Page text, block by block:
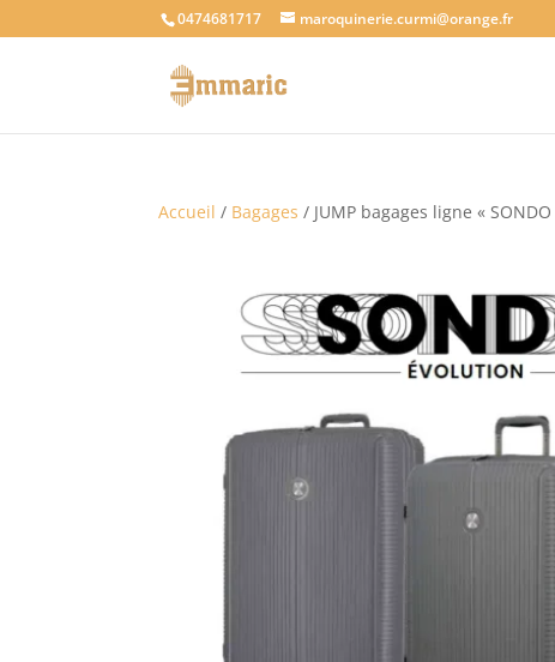
0474681717 maroquinerie.curmi@orange.fr
Accueil / Bagages / JUMP bagages ligne « SONDO